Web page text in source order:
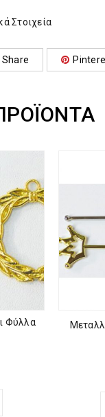
Στοιχεία
Share
Φύλλα